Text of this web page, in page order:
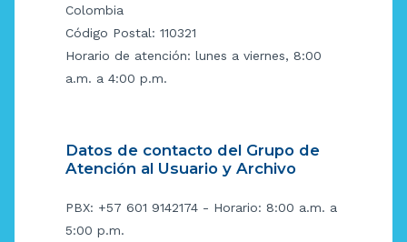
Colombia
Código Postal: 110321
Horario de atención: lunes a viernes, 8:00
a.m. a 4:00 p.m.
Datos de contacto del Grupo de
Atención al Usuario y Archivo
PBX: +57 601 9142174 - Horario: 8:00 a.m. a
5:00 p.m.